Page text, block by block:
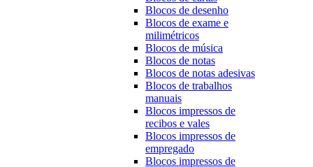
Blocos de desenho
Blocos de exame e
milimétricos
Blocos de música
Blocos de notas
Blocos de notas adesivas
Blocos de trabalhos
manuais
Blocos impressos de
recibos e vales
Blocos impressos de
empregado
Blocos impressos de